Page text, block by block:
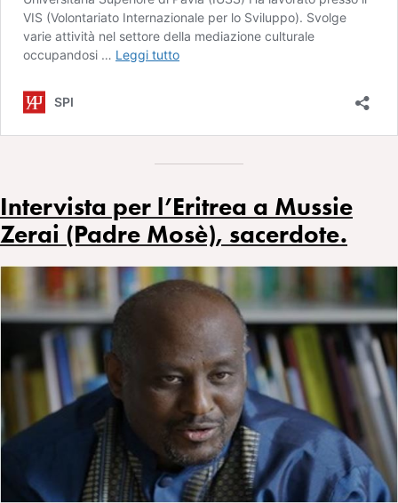
Intervista per l’Eritrea a Mussie
Zerai (Padre Mosè), sacerdote.